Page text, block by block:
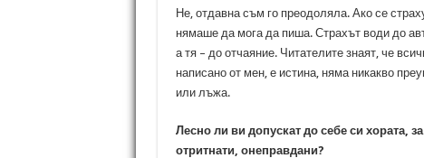
Не, отдавна съм го преодоляла. Ако се
нямаше да мога да пиша. Страхът води до
а тя – до отчаяние. Читателите знаят, че
написано от мен, е истина, няма никакво
или лъжа.
Лесно ли ви допускат до себе си хората,
отритнати, онеправдани?